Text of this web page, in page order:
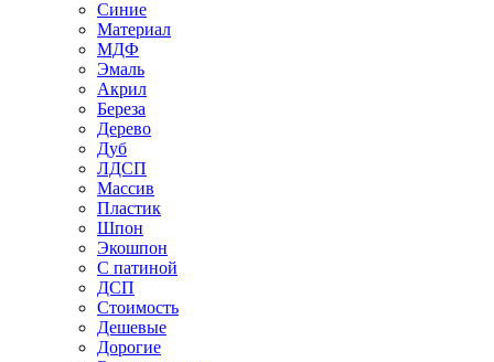
Синие
Материал
МДФ
Эмаль
Акрил
Береза
Дерево
Дуб
ЛДСП
Массив
Пластик
Шпон
Экошпон
С патиной
ДСП
Стоимость
Дешевые
Дорогие